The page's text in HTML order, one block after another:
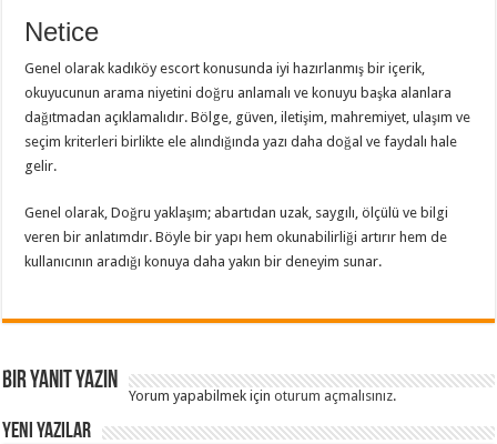
Netice
Genel olarak kadıköy escort konusunda iyi hazırlanmış bir içerik,
okuyucunun arama niyetini doğru anlamalı ve konuyu başka alanlara
dağıtmadan açıklamalıdır. Bölge, güven, iletişim, mahremiyet, ulaşım ve
seçim kriterleri birlikte ele alındığında yazı daha doğal ve faydalı hale
gelir.
Genel olarak, Doğru yaklaşım; abartıdan uzak, saygılı, ölçülü ve bilgi
veren bir anlatımdır. Böyle bir yapı hem okunabilirliği artırır hem de
kullanıcının aradığı konuya daha yakın bir deneyim sunar.
Bir yanıt yazın
Yorum yapabilmek içinoturum açmalısınız.
Yeni Yazılar